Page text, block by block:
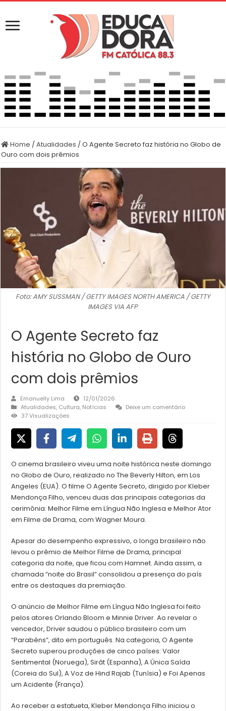
Home /Atualidades /O Agente Secreto faz história no Globo de
Ouro com dois prêmios
Foto: AMY SUSSMAN / GETTY IMAGES NORTH AMERICA / GETTY
IMAGES VIA AFP
O Agente Secreto faz
história no Globo de Ouro
com dois prêmios
Emanuelly Lima
12/01/2026
Atualidades, Cultura, Notícias
Deixe um comentário
37 Visualizações
O cinema brasileiro viveu uma noite histórica neste domingo
no Globo de Ouro, realizado no The Beverly Hilton, em Los
Angeles (EUA). O filme O Agente Secreto, dirigido por Kleber
Mendonça Filho, venceu duas das principais categorias da
cerimônia: Melhor Filme em Língua Não Inglesa e Melhor Ator
em Filme de Drama, com Wagner Moura.
Apesar do desempenho expressivo, o longa brasileiro não
levou o prêmio de Melhor Filme de Drama, principal
categoria da noite, que ficou com Hamnet. Ainda assim, a
chamada “noite do Brasil” consolidou a presença do país
entre os destaques da premiação.
O anúncio de Melhor Filme em Língua Não Inglesa foi feito
pelos atores Orlando Bloom e Minnie Driver. Ao revelar o
vencedor, Driver saudou o público brasileiro com um
“Parabéns”, dito em português. Na categoria, O Agente
Secreto superou produções de cinco países: Valor
Sentimental (Noruega), Sirât (Espanha), A Única Saída
(Coreia do Sul), A Voz de Hind Rajab (Tunísia) e Foi Apenas
um Acidente (França).
Ao receber a estatueta, Kleber Mendonça Filho iniciou o